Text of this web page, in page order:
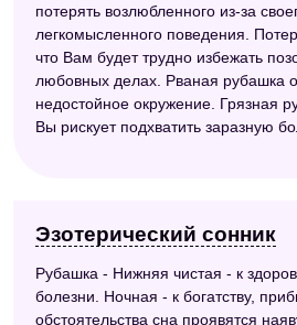
потерять возлюбленного из-за
легкомысленного поведения.
что Вам будет трудно избежать
любовных делах. Рваная рубашка
недостойное окружение. Грязная
Вы рискует подхватить заразную
Эзотерический сонник
Рубашка - Нижняя чистая - к
болезни. Ночная - к богатству,
обстоятельства сна проявятся